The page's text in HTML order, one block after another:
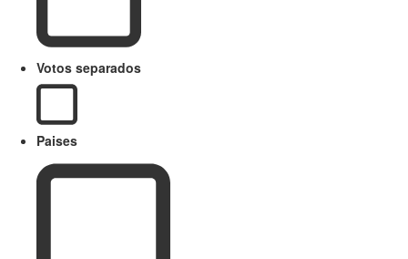
Votos separados
Paises